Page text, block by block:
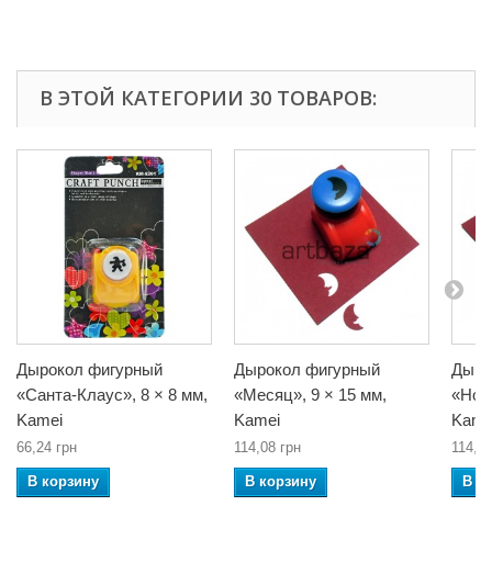
В ЭТОЙ КАТЕГОРИИ 30 ТОВАРОВ:
Дырокол фигурный
«Санта-Клаус», 8 × 8 мм,
Kamei
66,24 грн
В корзину
Дырокол фигурный
«Месяц», 9 × 15 мм,
Kamei
114,08 грн
В корзину В